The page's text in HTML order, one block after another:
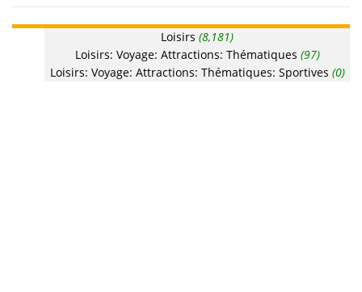
Loisirs (8,181)
Loisirs: Voyage: Attractions: Thématiques (97)
Loisirs: Voyage: Attractions: Thématiques: Sportives (0)